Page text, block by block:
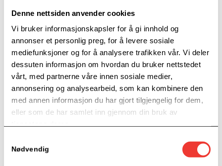
Denne nettsiden anvender cookies
Vi bruker informasjonskapsler for å gi innhold og
annonser et personlig preg, for å levere sosiale
mediefunksjoner og for å analysere trafikken vår. Vi deler
dessuten informasjon om hvordan du bruker nettstedet
vårt, med partnerne våre innen sosiale medier,
annonsering og analysearbeid, som kan kombinere den
med annen informasjon du har gjort tilgjengelig for dem,
eller som de har samlet inn gjennom din bruk av
Nødvendig